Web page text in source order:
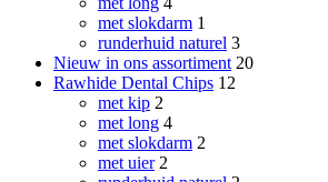
met slokdarm 1
runderhuid naturel 3
Nieuw in ons assortiment 20
Rawhide Dental Chips 12
met kip 2
met long 4
met slokdarm 2
met uier 2